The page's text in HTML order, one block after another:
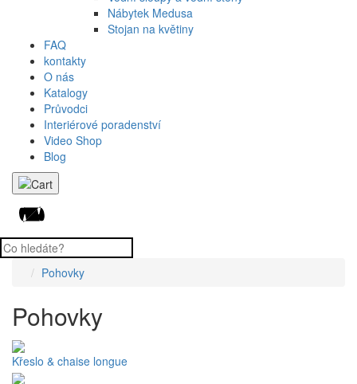
Nábytek Medusa
Stojan na květiny
FAQ
kontakty
O nás
Katalogy
Průvodci
Interiérové poradenství
Video Shop
Blog
Pohovky
Pohovky
Křeslo & chaise longue